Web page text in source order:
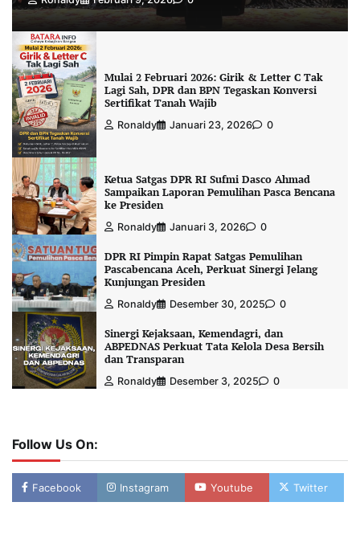
Mulai 2 Februari 2026: Girik & Letter C Tak
Lagi Sah, DPR dan BPN Tegaskan Konversi
Sertifikat Tanah Wajib
Ronaldy Januari 23, 2026 0
Ketua Satgas DPR RI Sufmi Dasco Ahmad
Sampaikan Laporan Pemulihan Pasca Bencana
ke Presiden
Ronaldy Januari 3, 2026 0
DPR RI Pimpin Rapat Satgas Pemulihan
Pascabencana Aceh, Perkuat Sinergi Jelang
Kunjungan Presiden
Ronaldy Desember 30, 2025 0
Sinergi Kejaksaan, Kemendagri, dan
ABPEDNAS Perkuat Tata Kelola Desa Bersih
dan Transparan
Ronaldy Desember 3, 2025 0
Follow Us On:
Facebook Instagram Youtube Twitter